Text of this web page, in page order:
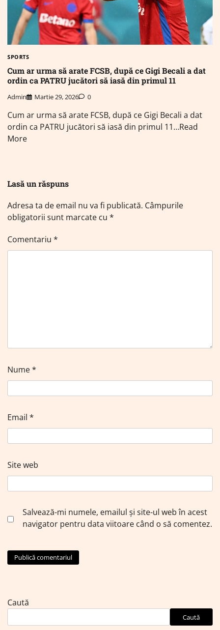
SPORTS
Cum ar urma să arate FCSB, după ce Gigi Becali a dat
ordin ca PATRU jucători să iasă din primul 11
Admin Martie 29, 2026 0
Cum ar urma să arate FCSB, după ce Gigi Becali a dat
ordin ca PATRU jucători să iasă din primul 11…Read
More
Lasă un răspuns
Adresa ta de email nu va fi publicată. Câmpurile
obligatorii sunt marcate cu *
Comentariu *
Nume*
Email *
Site web
Salvează-mi numele, emailul și site-ul web în acest
navigator pentru data viitoare când o să comentez.
Caută
Caută